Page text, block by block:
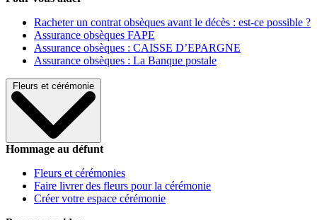
Racheter un contrat obsèques avant le décès : est-ce possible ?
Assurance obsèques FAPE
Assurance obsèques : CAISSE D’EPARGNE
Assurance obsèques : La Banque postale
Fleurs et cérémonie
Hommage au défunt
Fleurs et cérémonies
Faire livrer des fleurs pour la cérémonie
Créer votre espace cérémonie